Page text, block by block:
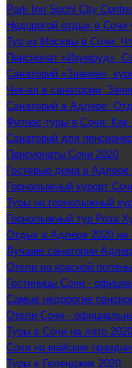
Park Inn Sochi City
Недорогой отдых в Сочи
Тур из Москвы в Сочи:
Пансионат «Изумруд»,
Санаторий «Знание»,
Чек-ап в санатории:
Санаторий в Адлере:
Фитнес-туры в Сочи: Как
Санаторий для
Пансионаты Сочи 2020
Гостевые дома в
Горнолыжный курорт
Туры на горнолыжный
Горнолыжный тур Роза
Отдых в Адлере 2020 на
Лучшие санатории
Отели на красной
Гостиницы Сочи -
Самые недорогие
Отели Сочи -
Туры в Сочи на лето 2020
Сочи на майские
Туры в Геленджик 2020